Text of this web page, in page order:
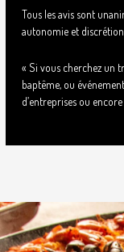
Tous les avis sont
autonomie et
« Si vous cherchez un
baptême, ou
d’entreprises ou